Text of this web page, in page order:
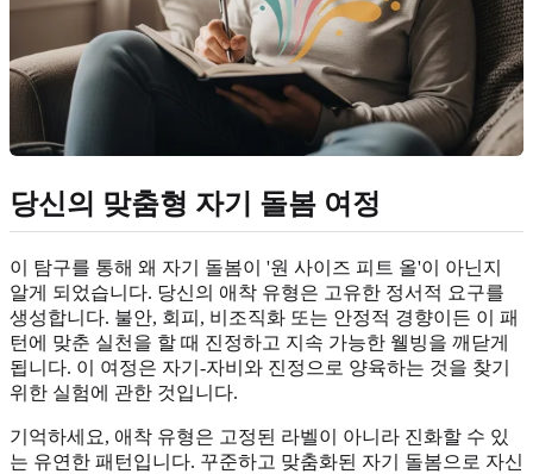
당신의 맞춤형 자기 돌봄 여정
이 탐구를 통해 왜 자기 돌봄이 '원 사이즈 피트 올'이 아닌지
알게 되었습니다. 당신의 애착 유형은 고유한 정서적 요구를
생성합니다. 불안, 회피, 비조직화 또는 안정적 경향이든 이 패
턴에 맞춘 실천을 할 때 진정하고 지속 가능한 웰빙을 깨닫게
됩니다. 이 여정은 자기-자비와 진정으로 양육하는 것을 찾기
위한 실험에 관한 것입니다.
기억하세요, 애착 유형은 고정된 라벨이 아니라 진화할 수 있
는 유연한 패턴입니다. 꾸준하고 맞춤화된 자기 돌봄으로 자신